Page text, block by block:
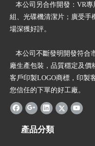
本公司另合作開發：VR專
組、光碟機清潔片；廣受手
場深獲好評。
本公司不斷發明開發符合
廠生產包裝，品質穩定及價
客戶印製LOGO商標，印製
您信任的下單的好工廠。
產品分類